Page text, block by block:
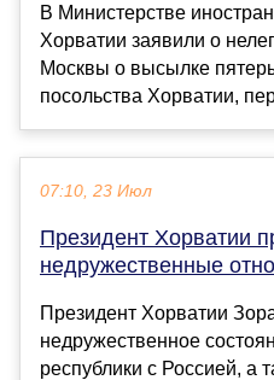
В Министерстве
Хорватии заявили о
Москвы о высылке
посольства Хорватии,
07:10, 23 Июл
Президент Хорватии
недружественные
Президент Хорватии
недружественное
республики с Россией, а